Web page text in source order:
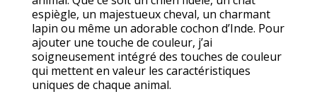
espiègle, un majestueux cheval, un charmant
lapin ou même un adorable cochon d’Inde. Pour
ajouter une touche de couleur, j’ai
soigneusement intégré des touches de couleur
qui mettent en valeur les caractéristiques
uniques de chaque animal.